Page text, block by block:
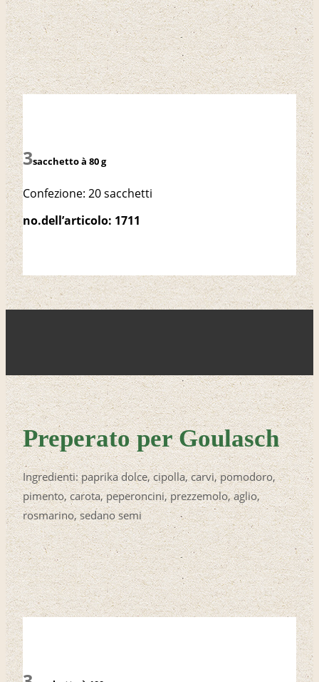
sacchetto à 80 g
Confezione: 20 sacchetti
no.dell’articolo: 1711
Preperato per Goulasch
Ingredienti: paprika dolce, cipolla, carvi, pomodoro,
pimento, carota, peperoncini, prezzemolo, aglio,
rosmarino, sedano semi